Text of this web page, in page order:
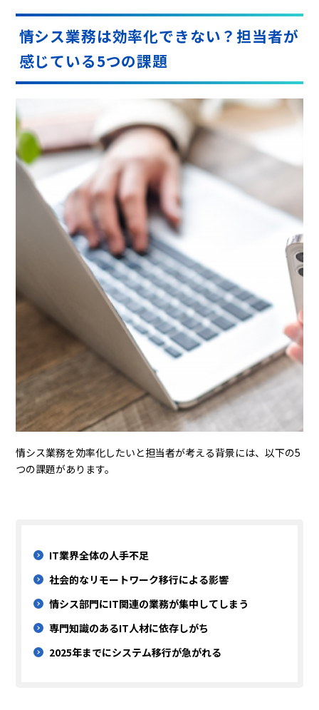
情シス業務は効率化できない？担当者が
感じている5つの課題
情シス業務を効率化したいと担当者が考える背景には、以下の5
つの課題があります。
IT業界全体の人手不足
社会的なリモートワーク移行による影響
情シス部門にIT関連の業務が集中してしまう
専門知識のあるIT人材に依存しがち
2025年までにシステム移行が急がれる